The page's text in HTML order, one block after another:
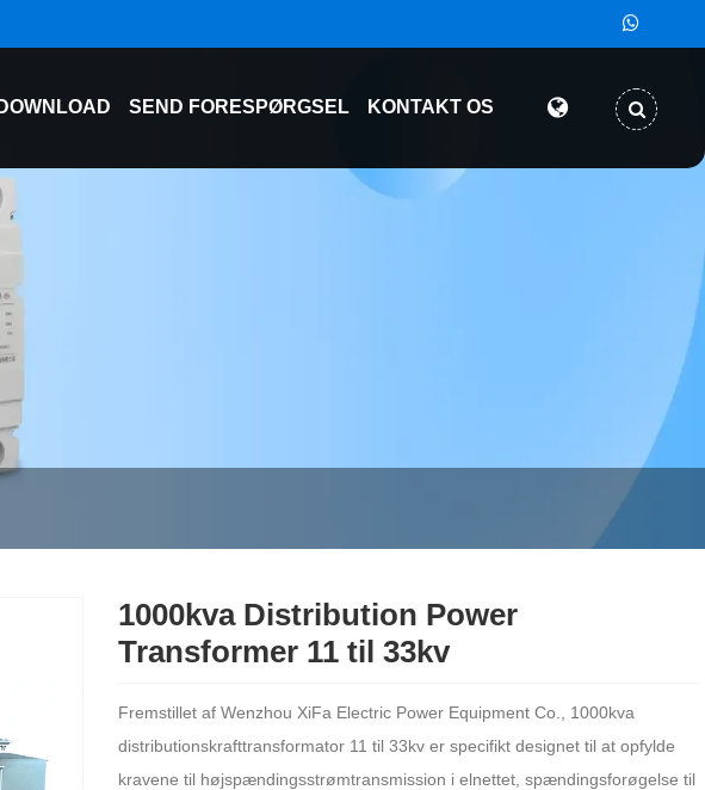
DOWNLOAD SEND FORESPØRGSEL KONTAKT OS
1000kva Distribution Power
Transformer 11 til 33kv
Fremstillet af Wenzhou XiFa Electric Power Equipment Co., 1000kva
distributionskrafttransformator 11 til 33kv er specifikt designet til at opfylde
kravene til højspændingsstrømtransmission i elnettet, spændingsforøgelse til